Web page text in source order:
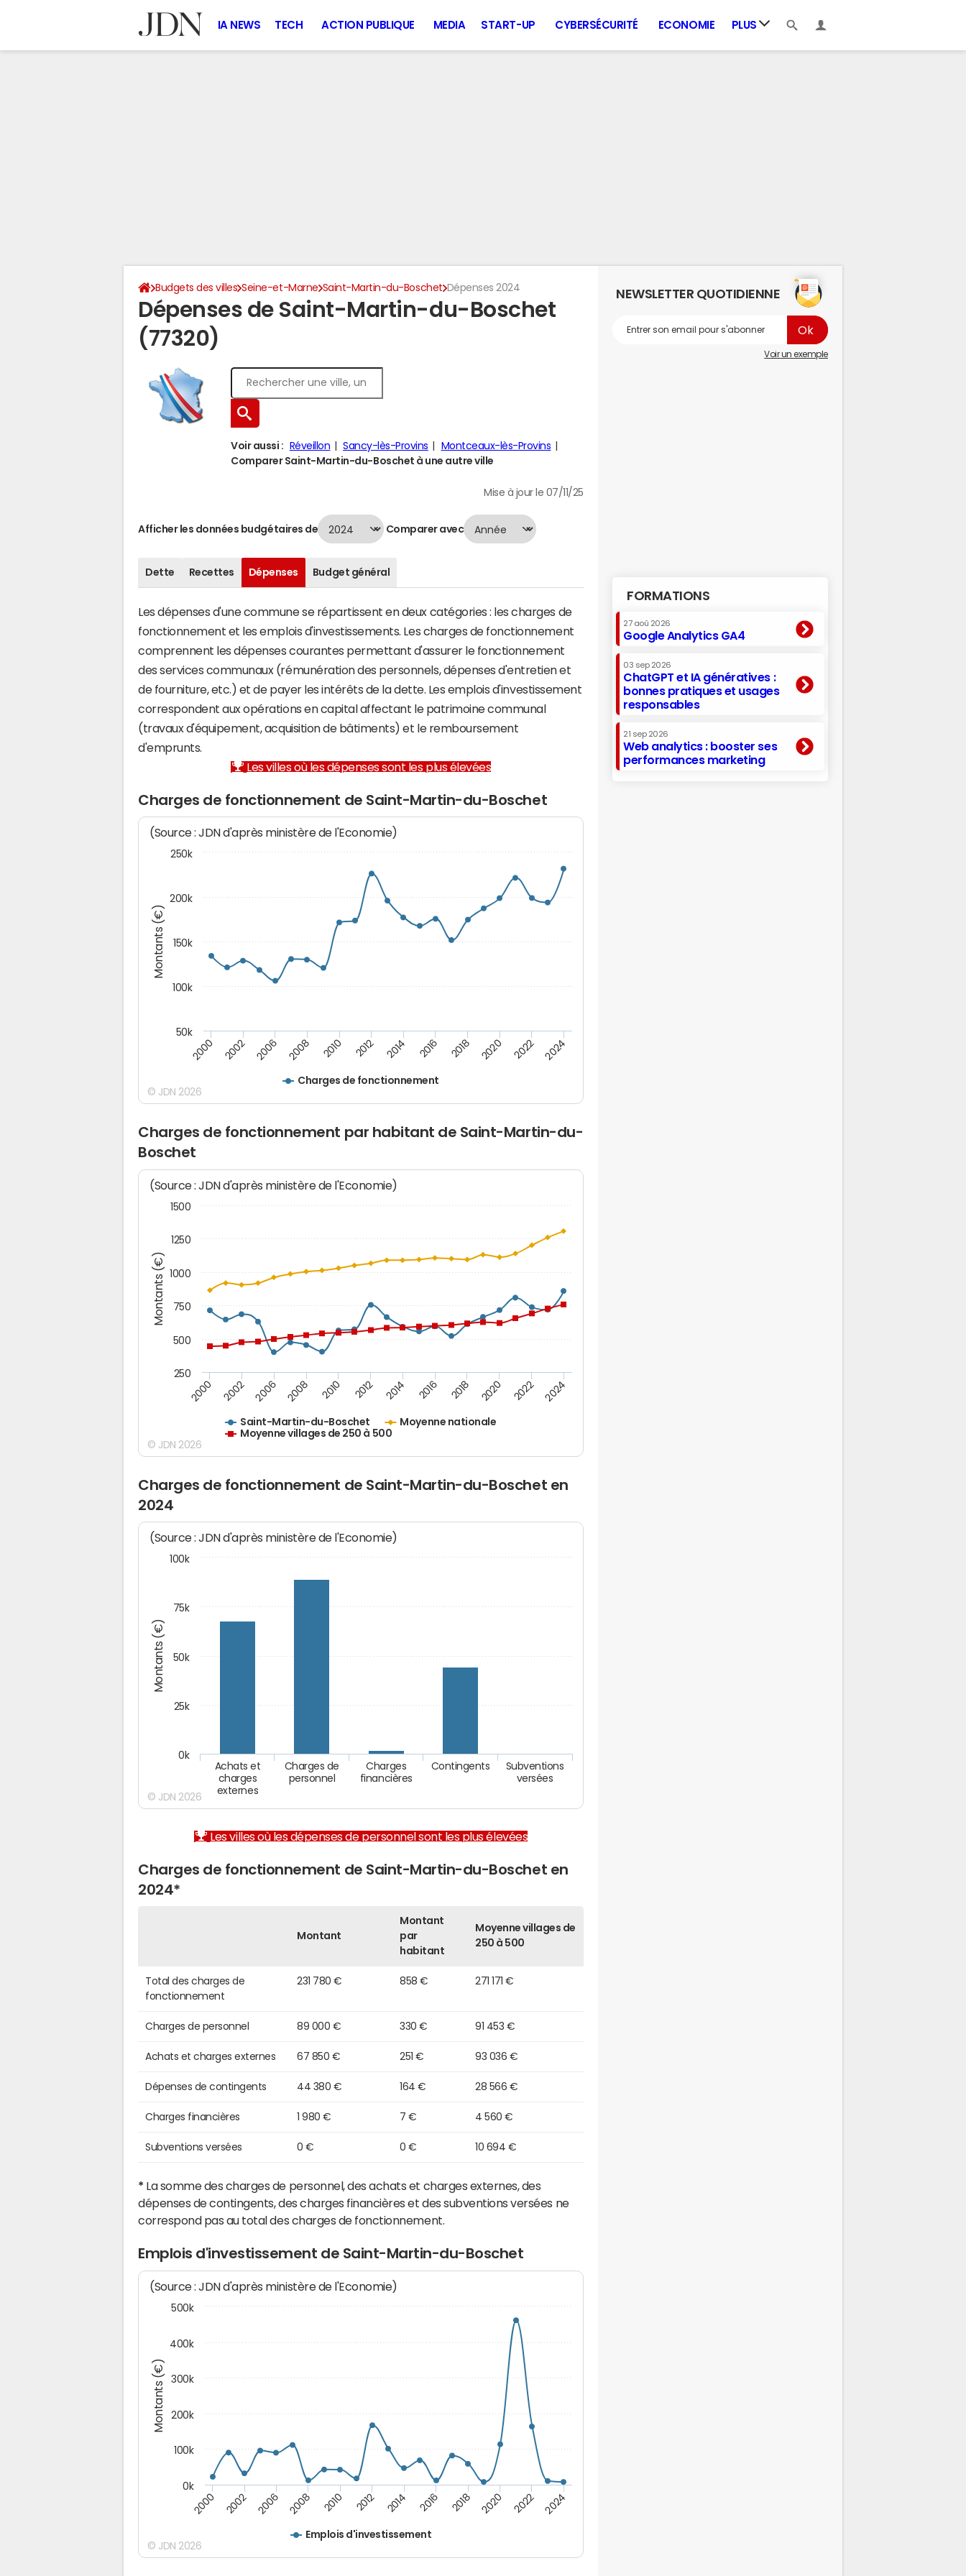
IA NEWS TECH ACTION PUBLIQUE MEDIA START-UP CYBERSÉCURITÉ ECONOMIE PLUS
Budgets des villes Seine-et-Marne Saint-Martin-du-Boschet Dépenses 2024
Dépenses de Saint-Martin-du-Boschet
(77320)
Voir aussi : Réveillon Sancy-lès-Provins
Montceaux-lès-Provins
Comparer Saint-Martin-du-Boschet à une autre ville
Mise à jour le 07/11/25
Afficher les données budgétaires de Comparer avec
Dette Recettes Dépenses Budget général
Les dépenses d'une commune se répartissent en deux catégories : les charges de
fonctionnement et les emplois d'investissements. Les charges de fonctionnement
comprennent les dépenses courantes permettant d'assurer le fonctionnement
des services communaux (rémunération des personnels, dépenses d'entretien et
de fourniture, etc.) et de payer les intérêts de la dette. Les emplois d'investissement
correspondent aux opérations en capital affectant le patrimoine communal
(travaux d'équipement, acquisition de bâtiments) et le remboursement
d'emprunts.
Les villes où les dépenses sont les plus élevées
Charges de fonctionnement de Saint-Martin-du-Boschet
Montants (€)
(Source : JDN d'après ministère de l'Economie)
Charges de fonctionnement
2000 2002 2006 2008 2010 2012 2014 2016 2018 2020 2022 2024
100k
150k
200k
250k
50k
© JDN 2026
Charges de fonctionnement par habitant de Saint-Martin-du-
Boschet
Montants (€)
(Source : JDN d'après ministère de l'Economie)
Saint-Martin-du-Boschet
Moyenne nationale
Moyenne villages de 250 à 500
2000 2002 2006 2008 2010 2012 2014 2016 2018 2020 2022 2024
250
500
750
1000
1250
1500
© JDN 2026
Charges de fonctionnement de Saint-Martin-du-Boschet en
2024
Montants (€)
(Source : JDN d'après ministère de l'Economie)
Achats et
charges
externes
Charges de
personnel
Charges
financières
Contingents
Subventions
versées
0k
100k
25k
50k
75k
© JDN 2026
Les villes où les dépenses de personnel sont les plus élevées
Charges de fonctionnement de Saint-Martin-du-Boschet en
2024*
Montant
Montant
par
habitant
Moyenne villages de
250 à 500
Total des charges de
fonctionnement
231 780 € 858 € 271 171 €
Charges de personnel 89 000 € 330 € 91 453 €
Achats et charges externes 67 850 € 251 € 93 036 €
Dépenses de contingents 44 380 € 164 € 28 566 €
Charges financières 1 980 € 7 € 4 560 €
Subventions versées 0 € 0 € 10 694 €
* La somme des charges de personnel, des achats et charges externes, des
dépenses de contingents, des charges financières et des subventions versées ne
correspond pas au total des charges de fonctionnement.
Emplois d'investissement de Saint-Martin-du-Boschet
Montants (€)
(Source : JDN d'après ministère de l'Economie)
Emplois d'investissement
2000 2002 2006 2008 2010 2012 2014 2016 2018 2020 2022 2024
0k
100k
200k
300k
400k
500k
© JDN 2026
NEWSLETTER QUOTIDIENNE
Voir un exemple
FORMATIONS
27 aoû 2026
Google Analytics GA4
03 sep 2026
ChatGPT et IA génératives :
bonnes pratiques et usages
responsables
21 sep 2026
Web analytics : booster ses
performances marketing